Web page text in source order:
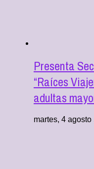
Presenta
“Raíces
adultas
martes, 4 agosto